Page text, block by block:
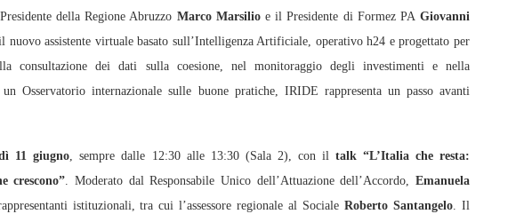
della Regione Abruzzo Marco Marsilioe il Presidente di Formez PA Giovanni
assistente virtuale basato sull’Intelligenza Artificiale, operativo h24 e progettato per
consultazione dei dati sulla coesione, nel monitoraggio degli investimenti e nella
Osservatorio internazionale sulle buone pratiche, IRIDE rappresenta un passo avanti
11 giugno , sempre dalle 12:30 alle 13:30 (Sala 2), con il talk “L’Italia che resta:
crescono” . Moderato dal Responsabile Unico dell’Attuazione dell’Accordo, Emanuela
istituzionali, tra cui l’assessore regionale al Sociale Roberto Santangelo . Il